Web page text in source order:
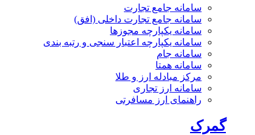
سامانه جامع تجارت
سامانه جامع تجارت داخلی (افق)
سامانه یکپارچه مجوزها
سامانه یکپارچه اعتبار سنجی و رتبه بندی
سامانه جام
سامانه همتا
مرکز مبادله ارز و طلا
سامانه ارز تجاری
راهنمای ارز مسافرتی
گمرک